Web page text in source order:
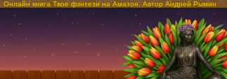
Онлайн книга Твое фэнтези на Амазон. Автор Андрей Рымин